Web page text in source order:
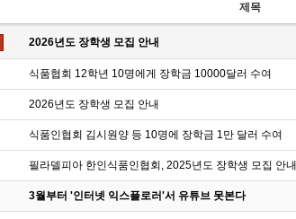
제목
2026년도 장학생 모집 안내
식품협회 12학년 10명에게 장학금 10000달러 수여
2026년도 장학생 모집 안내
식품인협회 김시원양 등 10명에 장학금 1만 달러 수여
필라델피아 한인식품인협회, 2025년도 장학생 모집 안내
3월부터 '인터넷 익스플로러'서 유튜브 못본다